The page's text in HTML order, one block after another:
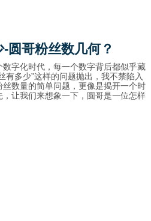
圆哥粉丝数几何？
字化时代，每一个数字背后都似乎藏
有多少”这样的问题抛出，我不禁陷入
数量的简单问题，更像是揭开一个时
让我们来想象一下，圆哥是一位怎样